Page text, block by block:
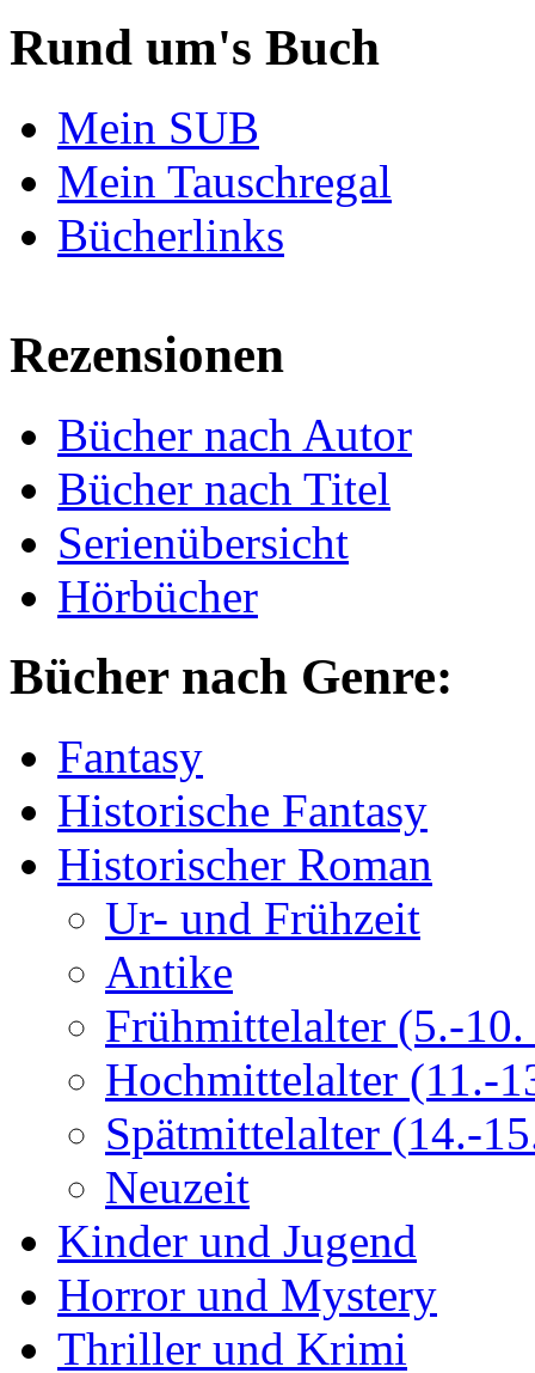
Rund um's Buch
Mein SUB
Mein Tauschregal
Bücherlinks
Rezensionen
Bücher nach Autor
Bücher nach Titel
Serienübersicht
Hörbücher
Bücher nach Genre:
Fantasy
Historische Fantasy
Historischer Roman
Ur- und Frühzeit
Antike
Frühmittelalter (5.-10.
Hochmittelalter (11.-
Spätmittelalter (14.-
Neuzeit
Kinder und Jugend
Horror und Mystery
Thriller und Krimi